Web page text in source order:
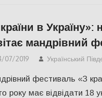
в
мандрівний
07/2019 Український
фестиваль «З
року має відвідати 18